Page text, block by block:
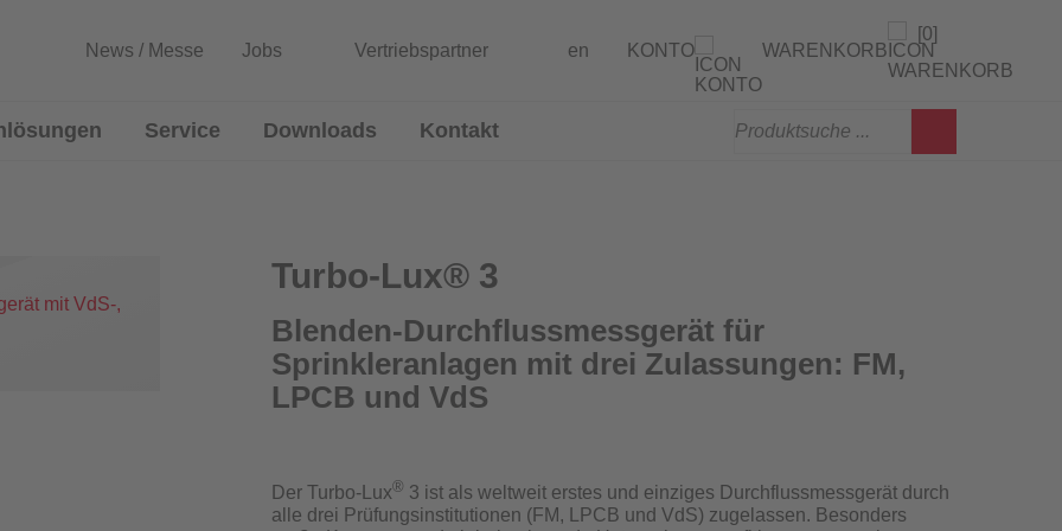
News / Messe Jobs Vertriebspartner en KONTO WARENKORB
[0]
für Sprinkleranlagen
Service
Download Prüfzeugnisse
Downloads Kontakt
Turbo-Lux® 3
Blenden-Durchflussmessgerät für
Sprinkleranlagen mit drei Zulassungen: FM,
LPCB und VdS
Der Turbo-Lux® 3 ist als weltweit erstes und einziges Durchflussmessgerät durch
alle drei Prüfungsinstitutionen (FM, LPCB und VdS) zugelassen. Besonders